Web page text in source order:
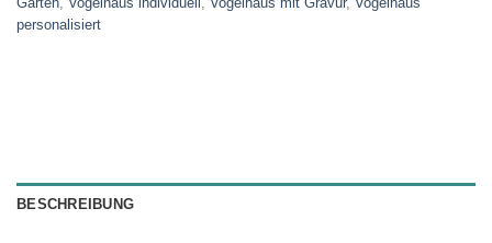
personalisiert
BESCHREIBUNG